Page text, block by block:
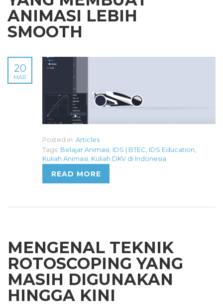
ANIMASI LEBIH
SMOOTH
20
MAR
Posted in: Articles
Tags: Belajar Animasi, IDS | BTEC, IDS Education,
Kuliah Animasi, Kuliah DKV di Indonesia
READ MORE
MENGENAL TEKNIK
ROTOSCOPING YANG
MASIH DIGUNAKAN
HINGGA KINI